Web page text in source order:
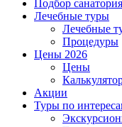
Подбор санатория
Лечебные туры
Лечебные
Процедуры
Цены 2026
Цены
Акции
Туры по